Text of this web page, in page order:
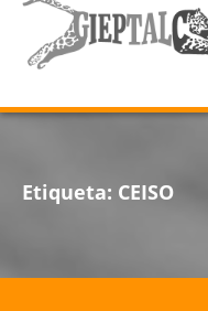
GIEPTALC
Etiqueta: CEISO